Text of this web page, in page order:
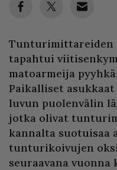
Tunturimittareiden
tapahtui
matoarmeija
Paikalliset
luvun puolenvälin
jotka olivat
kannalta suotuisaa
tunturikoivujen
seuraavana